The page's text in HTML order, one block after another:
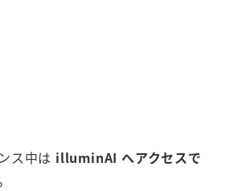
ス中は illuminAI へアクセスで